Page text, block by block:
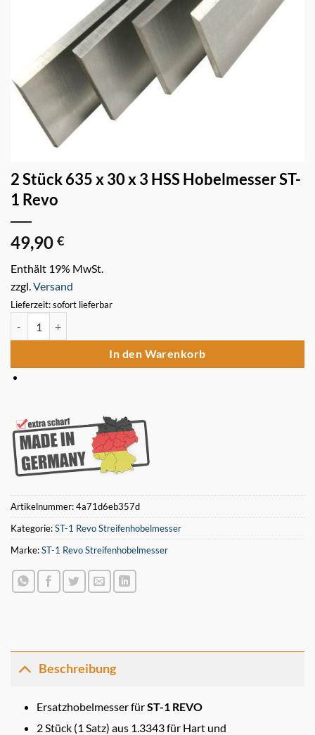
2 Stück 635 x 30 x 3 HSS Hobelmesser ST-
1 Revo
49,90 €
Enthält 19% MwSt.
zzgl.Versand
Lieferzeit: sofort lieferbar
In den Warenkorb
Artikelnummer:4a71d6eb357d
Kategorie:ST-1 Revo Streifenhobelmesser
Marke:ST-1 Revo Streifenhobelmesser
Beschreibung
Ersatzhobelmesser fürST-1 REVO
2 Stück (1 Satz) aus 1.3343 für Hart und